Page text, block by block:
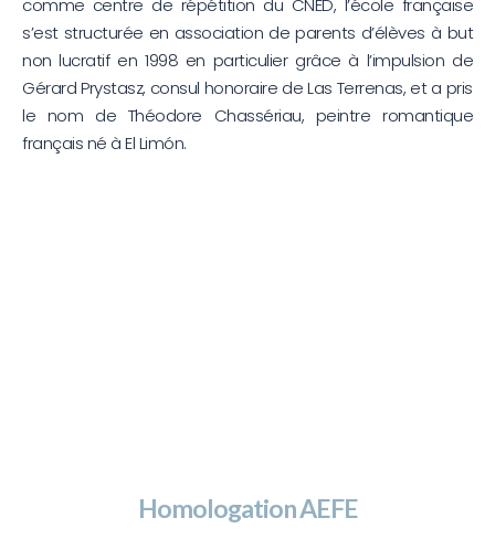
s’est structurée en association de parents d’élèves à but
non lucratif en 1998 en particulier grâce à l’impulsion de
Gérard Prystasz, consul honoraire de Las Terrenas, et a pris
le nom de Théodore Chassériau, peintre romantique
français né à El Limón.
Homologation AEFE